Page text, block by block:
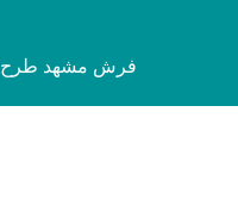
فرش مشهد طرح 722100 سورمه ای